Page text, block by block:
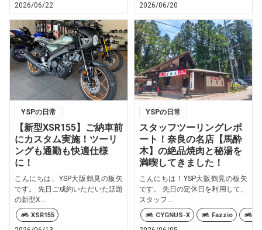
2026/06/22 2026/06/20
YSPの日常
【新型XSR155】ご納車前
にカスタム実施！ツーリ
ングも通勤も快適仕様
に！
こんにちは、YSP大阪鶴見の板矢
です。 先日ご成約いただいた話題
の新型X...
XSR155
YSPの日常
スタッフツーリングレポ
ート！奈良の名店【馬酔
木】の絶品焼肉と秘湯を
満喫してきました！
こんにちは！YSP大阪鶴見の板矢
です。 先日の定休日を利用して、
スタッフ...
CYGNUS-X Fazzio